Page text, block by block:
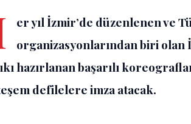
er yıl İzmir’de düzenlenen ve
organizasyonlarından biri olan
hazırlanan başarılı
defilelere imza atacak.